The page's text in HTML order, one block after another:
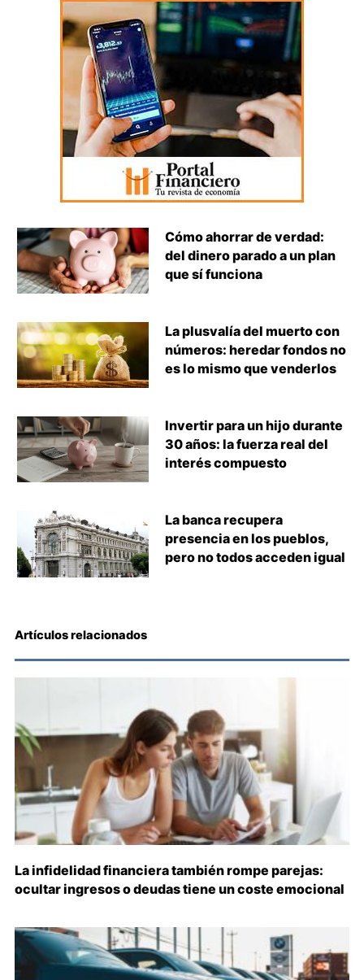
Cómo ahorrar de verdad:
del dinero parado a un plan
que sí funciona
La plusvalía del muerto con
números: heredar fondos no
es lo mismo que venderlos
Invertir para un hijo durante
30 años: la fuerza real del
interés compuesto
La banca recupera
presencia en los pueblos,
pero no todos acceden igual
Artículos relacionados
La infidelidad financiera también rompe parejas:
ocultar ingresos o deudas tiene un coste emocional